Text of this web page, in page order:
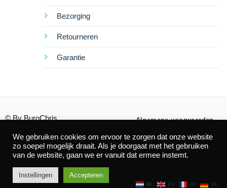
Bezorging
Retourneren
Garantie
© By BuroChris
IDeal Visa
Algemene voorwaarden
Privacy Cookies
We gebruiken cookies om ervoor te zorgen dat onze website
zo soepel mogelijk draait. Als je doorgaat met het gebruiken
van de website, gaan we er vanuit dat ermee instemt.
Instellingen Accepteren
NL EN FR DE